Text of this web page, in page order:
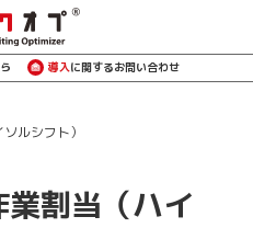
導入に関するお問い合わせ
ルシフト）
割当（ハイ